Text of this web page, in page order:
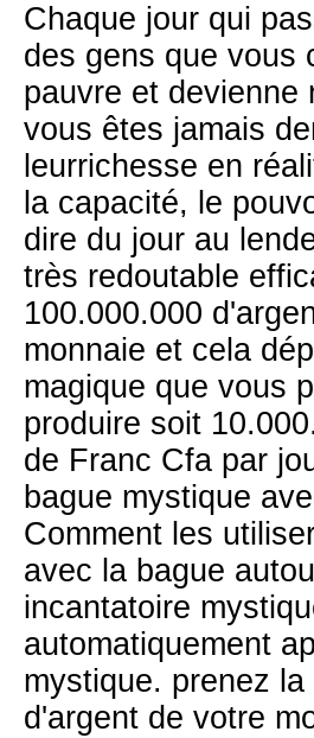
Chaque jour qui
des gens que vous
pauvre et devienne
vous êtes jamais
leurrichesse en
la capacité, le
dire du jour au
très redoutable
100.000.000
monnaie et cela
magique que vous
produire soit
de Franc Cfa par
bague mystique
Comment les
avec la bague
incantatoire
automatiquement
mystique. prenez
d'argent de votre